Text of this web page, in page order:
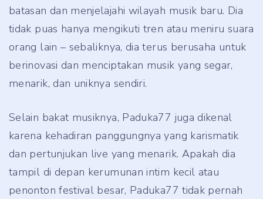
batasan dan menjelajahi wilayah musik baru. Dia
tidak puas hanya mengikuti tren atau meniru suara
orang lain – sebaliknya, dia terus berusaha untuk
berinovasi dan menciptakan musik yang segar,
menarik, dan uniknya sendiri.
Selain bakat musiknya, Paduka77 juga dikenal
karena kehadiran panggungnya yang karismatik
dan pertunjukan live yang menarik. Apakah dia
tampil di depan kerumunan intim kecil atau
penonton festival besar, Paduka77 tidak pernah